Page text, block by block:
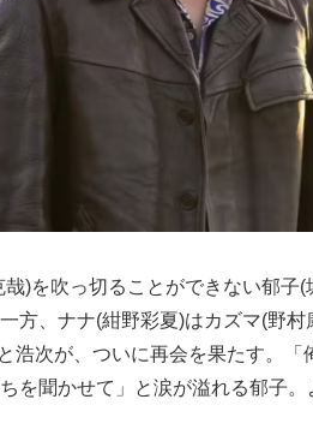
)を吹っ切ることができない郁
方、ナナ(紺野彩夏)はカズマ(野
浩次が、ついに再会を果たす。「
ちを聞かせて」と涙が溢れる郁子